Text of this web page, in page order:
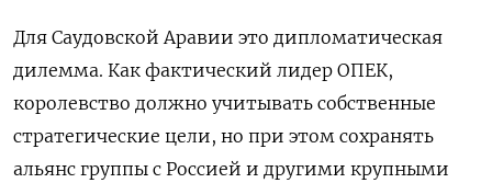
Для Саудовской Аравии это дипломатическая
дилемма. Как фактический лидер ОПЕК,
королевство должно учитывать собственные
стратегические цели, но при этом сохранять
альянс группы с Россией и другими крупными